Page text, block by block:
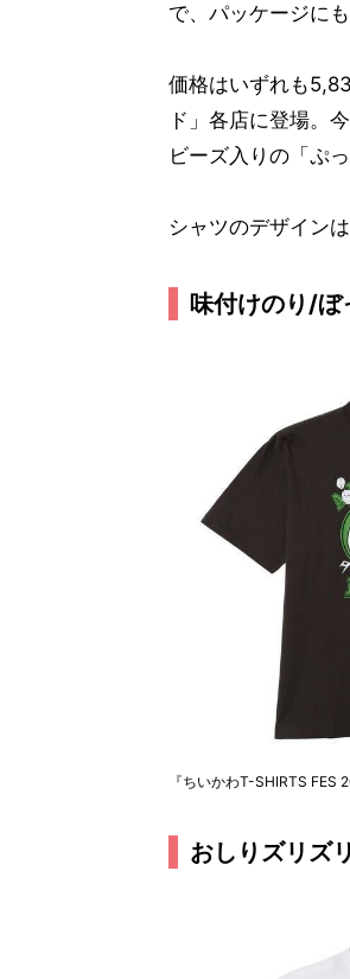
で、パッケージに
価格はいずれも
ド」各店に登場。
ビーズ入りの「ぷ
シャツのデザインは
味付けのり/ぼ
『ちいかわT-SHIRTS
おしりズリズ